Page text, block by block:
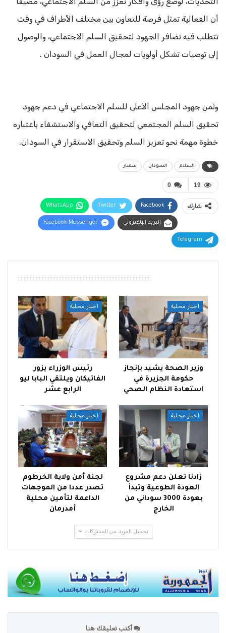
أن الفعالية تمثل فرصة للتعاون بين مختلف الأطراف في وقت
تتطلب فيه تضافر الجهود لتحقيق السلم الاجتماعي، والوصول
إلى توصيات تشكل أولويات لمجال العمل في السودان .
وثمن جهود المجلس الأعلى للسلم الاجتماعي في دعم جهود
تحقيق السلم المجتمعي لتحقيق التعافي والاستشفاء باعتباره
خطوة مهمة نحو تعزيز السلم وتحقيق الاستقرار في السودان.
السلام السودان سمنار
0 19
شارك Facebook
Twitter
WhatsApp
البريد الإلكتروني Facebook Messenger
Telegram
اخبار محلية
وزير الصحة يشيد بإنجاز
حكومة الجزيرة في
استعادة النظام الصحي
اخبار محلية
رئيس الوزراء يزور
الفاتيكان ويلتقي البابا ليو
الرابع عشر
اخبار محلية
زادنا تعلن دعم مشروع
العودة الطوعية وتبدأ
بعودة 3000 سوداني من
الخارج
اخبار محلية
لجنة أمن ولاية الخرطوم
تصدر عددا من الموجهات
الداعمة لتأمين محلية
أمدرمان
تحميل المزيد من المشاركات
أكتب تعليقك هنا